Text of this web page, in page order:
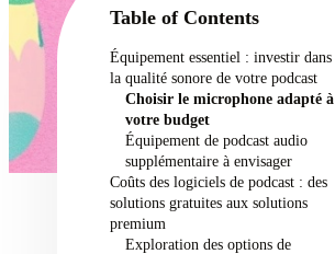
Table of Contents
Équipement essentiel : investir dans
la qualité sonore de votre podcast
Choisir le microphone adapté à
votre budget
Équipement de podcast audio
supplémentaire à envisager
Coûts des logiciels de podcast : des
solutions gratuites aux solutions
premium
Exploration des options de